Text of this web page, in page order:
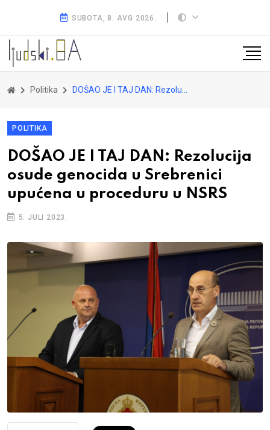
SUBOTA, 8. AVG 2026.
Politika DOŠAO JE I TAJ DAN: Rezolucija osude genocida u Srebrenici upućena u proceduru u NSRS
POLITIKA
DOŠAO JE I TAJ DAN: Rezolucija
osude genocida u Srebrenici
upućena u proceduru u NSRS
5. JULI 2023.